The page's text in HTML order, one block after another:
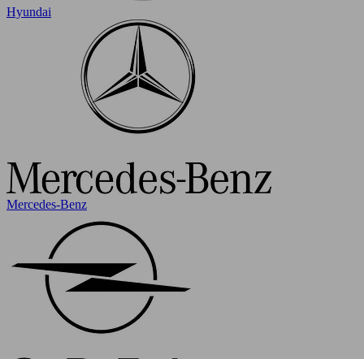
Hyundai
Mercedes-Benz